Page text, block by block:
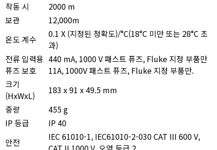
작동 시
2000 m
보관
12,000m
온도 계수
0.1 X (지정된 정확도)/°C(18°C 미만 또는 28°C 초
과)
전류 입력용
퓨즈 보호
440 mA, 1000 V 패스트 퓨즈, Fluke 지정 부품만
11A, 1000V 패스트 퓨즈, Fluke 지정 부품만.
크기
(HxWxL)
183 x 91 x 49.5 mm
중량
455 g
IP 등급
IP 40
안전
IEC 61010-1, IEC61010-2-030 CAT III 600 V,